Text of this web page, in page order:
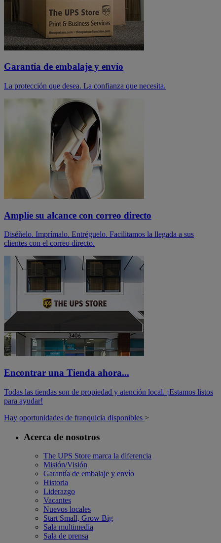
Garantía de embalaje y envío
La protección que desea. La confianza que necesita.
Amplíe su alcance con correo directo
Diséñelo. Imprímalo. Entréguelo. Facilitamos la llegada a sus
clientes con el correo directo.
Encontrar una Tienda ahora...
Todas las tiendas son de propiedad y atención local. ¡Estamos listos
para ayudar!
Hay oportunidades de franquicia disponibles >
Acerca de nosotros
The UPS Store marca la diferencia
Misión/Visión
Garantía de embalaje y envío
Historia
Liderazgo
Vacantes
Nuevos locales
Start Small, Grow Big
Sala multimedia
Sala de prensa